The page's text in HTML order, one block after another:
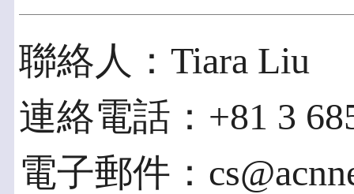
聯絡人：Tiara Liu
連絡電話：+81 3
電子郵件：